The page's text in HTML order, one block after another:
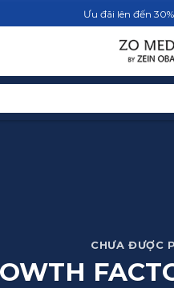
Ưu đãi lên đến
CHƯA ĐƯỢC